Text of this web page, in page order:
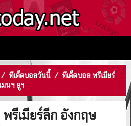
/ ทีเด็ดบอลวันนี้ / ทีเด็ดบอล พรีเมียร์
มนฯ ยูฯ
รีเมียร์ลีก อังกฤษ